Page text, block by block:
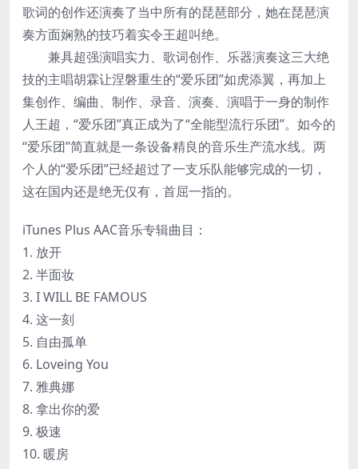
歌词的创作还演奏了当中所有的琵琶部分，她在琵琶演
奏方面娴熟的技巧着实令王超叫绝。
兼具超强演唱实力、歌词创作、乐器演奏这三大绝
技的主唱胡霖让涅磐重生的“爱乐团”如虎添翼，再加上
集创作、编曲、制作、录音、演奏、演唱于一身的制作
人王超，“爱乐团”真正成为了“全能型流行乐团”。如今的
“爱乐团”简直就是一条设备精良的音乐生产流水线。两
个人的“爱乐团”已经超过了一支乐队能够完成的一切，
这在国内还是绝无仅有，首屈一指的。
iTunes Plus AAC音乐专辑曲目：
1. 放开
2. 半面妆
3. I WILL BE FAMOUS
4. 这一刻
5. 自由孤单
6. Loveing You
7. 雅典娜
8. 拿出你的爱
9. 极速
10. 暖房